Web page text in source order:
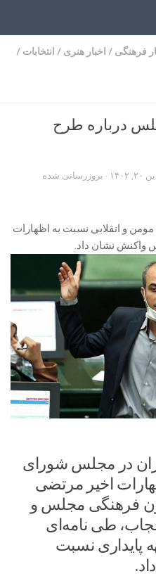
فرهنگی / اخبار هنری / انتخابات /
درباره طرح
· بروزرسانی شده
مومن و انقلابی نسبت به اظهارات
واکنش نشان داد.
در مجلس شورای
اخیر مرتضی
فرهنگی مجلس و
طی نامه‌ای
پایداری نسبت